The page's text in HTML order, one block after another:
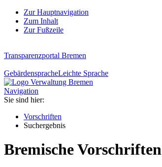
Zur Hauptnavigation
Zum Inhalt
Zur Fußzeile
Transparenzportal Bremen
GebärdenspracheLeichte Sprache
Navigation
Sie sind hier:
Vorschriften
Suchergebnis
Bremische Vorschriften